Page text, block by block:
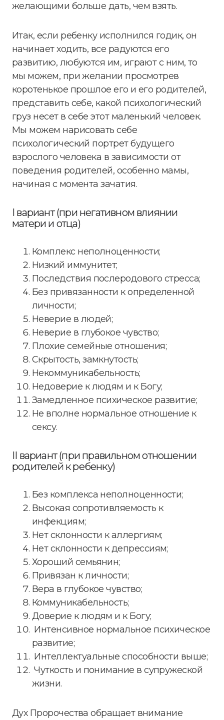
желающими больше дать, чем взять.
Итак, если ребенку исполнился годик, он
начинает ходить, все радуются его
развитию, любуются им, играют с ним, то
мы можем, при желании просмотрев
коротенькое прошлое его и его родителей,
представить себе, какой психологический
груз несет в себе этот маленький человек.
Мы можем нарисовать себе
психологический портрет будущего
взрослого человека в зависимости от
поведения родителей, особенно мамы,
начиная с момента зачатия.
I вариант (при негативном влиянии
матери и отца)
Комплекс неполноценности;
Низкий иммунитет;
Последствия послеродового стресса;
Без привязанности к определенной
личности;
Неверие в людей;
Неверие в глубокое чувство;
Плохие семейные отношения;
Скрытость, замкнутость;
Некоммуникабельность;
Недоверие к людям и к Богу;
Замедленное психическое развитие;
Не вполне нормальное отношение к
сексу.
II вариант (при правильном отношении
родителей к ребенку)
Без комплекса неполноценности;
Высокая сопротивляемость к
инфекциям;
Нет склонности к аллергиям;
Нет склонности к депрессиям;
Хороший семьянин;
Привязан к личности;
Вера в глубокое чувство;
Коммуникабельность;
Доверие к людям и к Богу;
Интенсивное нормальное психическое
развитие;
Интеллектуальные способности выше;
Чуткость и понимание в супружеской
жизни.
Дух Пророчества обращает внимание